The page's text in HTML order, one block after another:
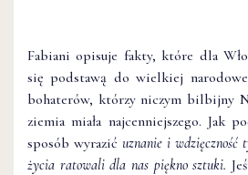
Fabiani opisuje fakty, które dla
się podstawą do wielkiej
bohaterów, którzy niczym bilbijny
ziemia miała najcenniejszego. Jak
sposób wyrazić uznanie i
życia ratowalidla nas piękno sztuki.